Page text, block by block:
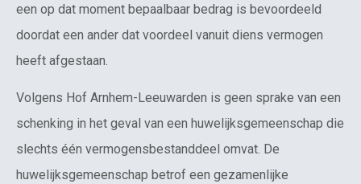
een op dat moment bepaalbaar bedrag is bevoordeeld
doordat een ander dat voordeel vanuit diens vermogen
heeft afgestaan.
Volgens Hof Arnhem-Leeuwarden is geen sprake van een
schenking in het geval van een huwelijksgemeenschap die
slechts één vermogensbestanddeel omvat. De
huwelijksgemeenschap betrof een gezamenlijke